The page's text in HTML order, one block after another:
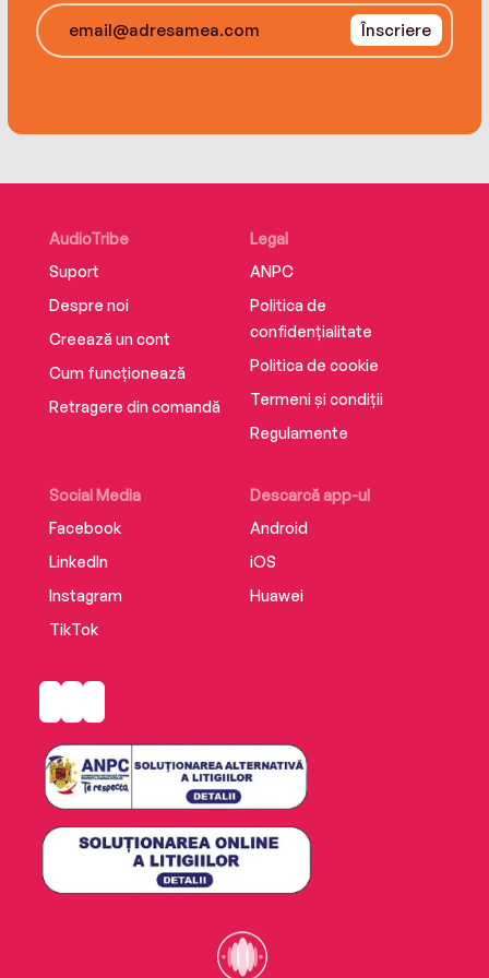
Înscriere
AudioTribe
Suport
Despre noi
Creează un cont
Cum funcționează
Retragere din comandă
Social Media
Facebook
LinkedIn
Instagram
TikTok
Descarcă app-ul
Android
iOS
Huawei
Legal
ANPC
Politica de
confidențialitate
Politica de cookie
Termeni și condiții
Regulamente